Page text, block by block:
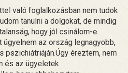
való foglalkozásban nem tudok
tanulni a dolgokat, de mindig
hogy jól csinálom-e.
ügyelnem az ország legnagyobb,
pszichiátriáján.Úgy éreztem, nem
és az ügyeletek